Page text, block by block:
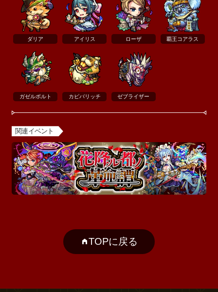
ダリア アイリス ローザ 覇王コアラス
ガゼルボルト カピバリッチ ゼブライザー
関連イベント
TOPに戻る